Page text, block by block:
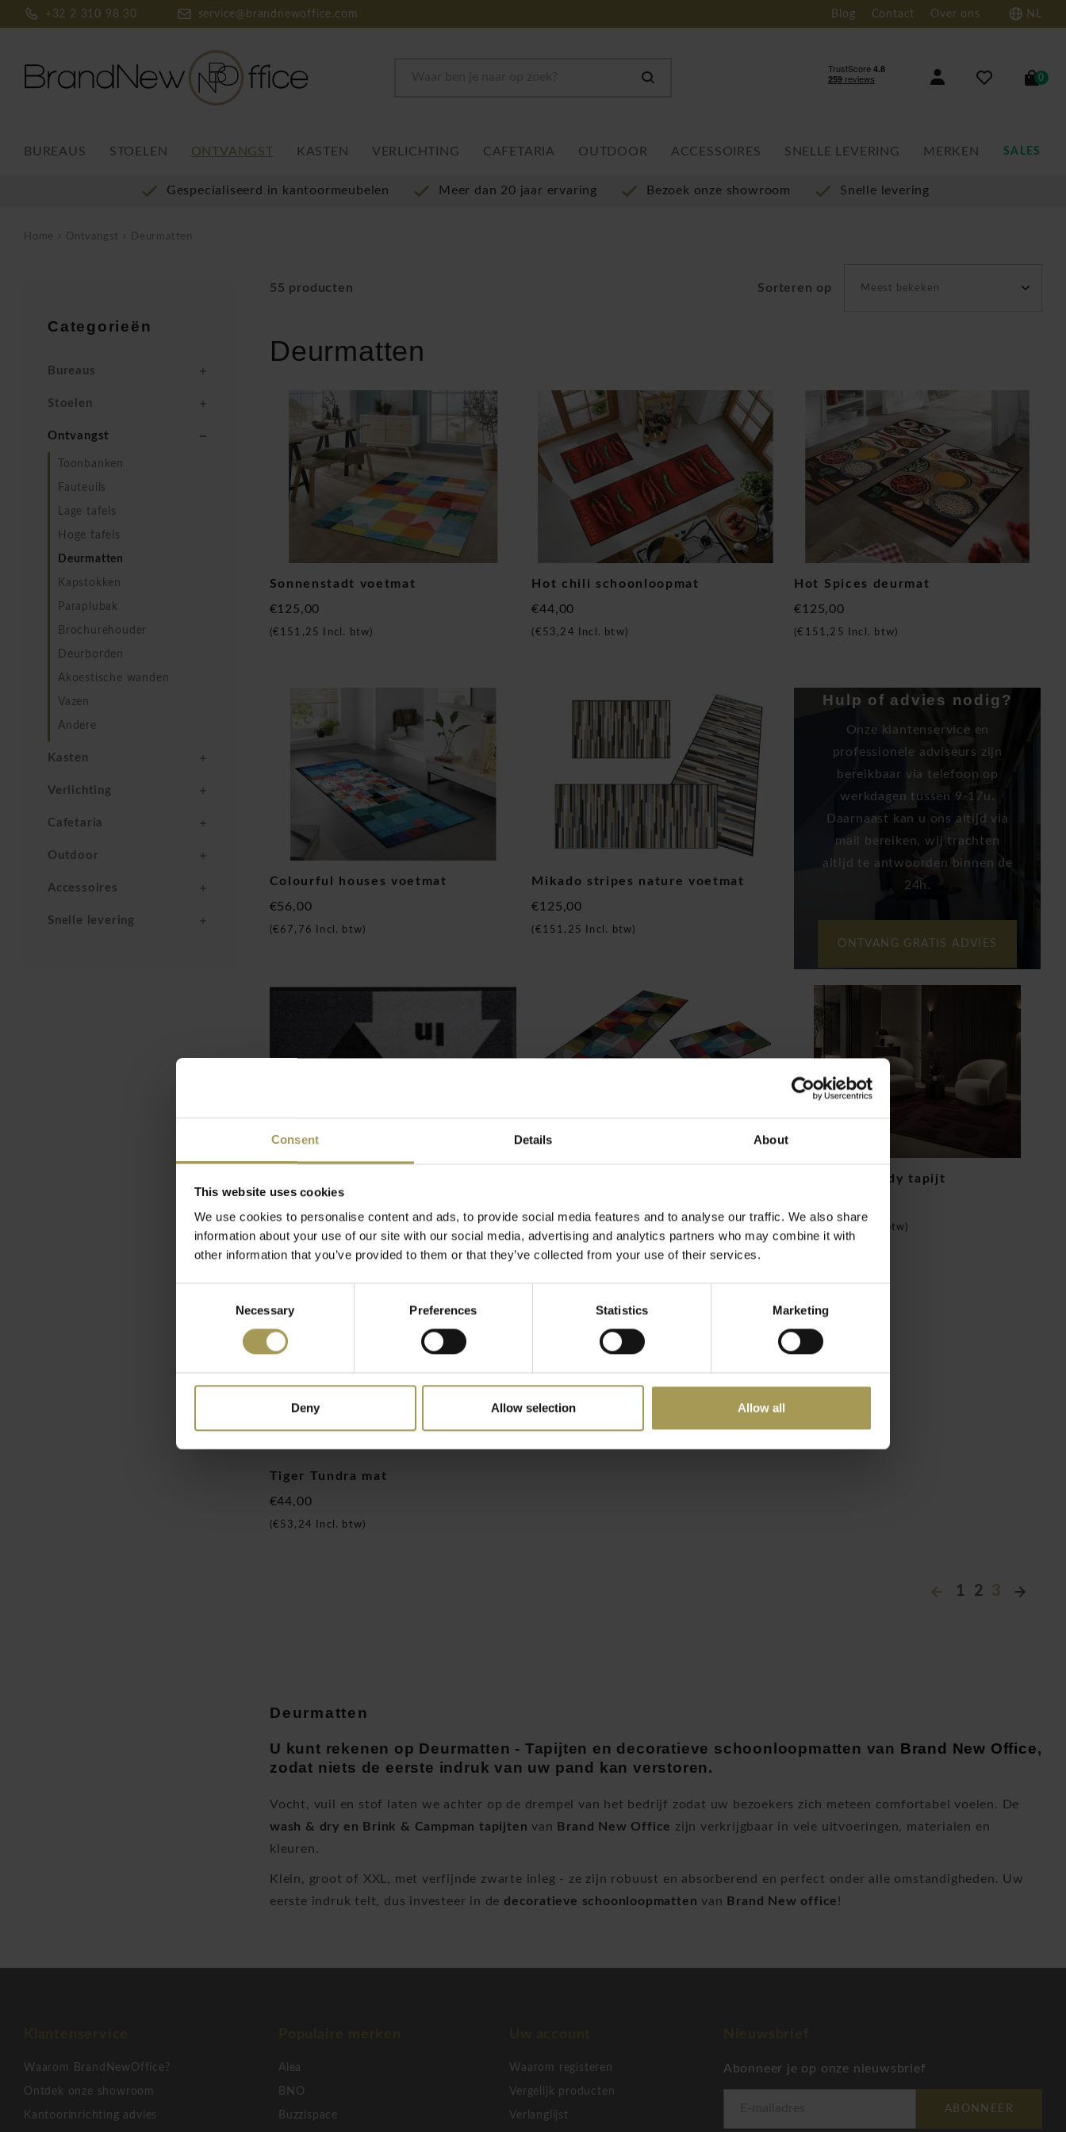
Consent Details About
This website uses cookies
We use cookies to personalise content and ads, to provide social media features and to analyse our traffic. We also share
information about your use of our site with our social media, advertising and analytics partners who may combine it with
other information that you’ve provided to them or that they’ve collected from your use of their services.
Necessary Preferences Statistics Marketing
Deny Allow selection Allow all
+32 2 310 98 30 service@brandnewoffice.com Blog Contact Over ons NL
0
BUREAUS STOELEN ONTVANGST KASTEN VERLICHTING CAFETARIA OUTDOOR ACCESSOIRES SNELLE LEVERING MERKEN SALES
Gespecialiseerd in kantoormeubelen Meer dan 20 jaar ervaring Bezoek onze showroom Snelle levering
Home Ontvangst Deurmatten
Categorieën
Bureaus
Stoelen
Ontvangst
Toonbanken
Fauteuils
Lage tafels
Hoge tafels
Deurmatten
Kapstokken
Paraplubak
Brochurehouder
Deurborden
Akoestische wanden
Vazen
Andere
Kasten
Verlichting
Cafetaria
Outdoor
Accessoires
Snelle levering
55 producten Sorteren op Meest bekeken
Deurmatten
Sonnenstadt voetmat
€125,00
(€151,25 Incl. btw)
Hot chili schoonloopmat
€44,00
(€53,24 Incl. btw)
Hot Spices deurmat
€125,00
(€151,25 Incl. btw)
Colourful houses voetmat
€56,00
(€67,76 Incl. btw)
Mikado stripes nature voetmat
€125,00
(€151,25 Incl. btw)
Hulp of advies nodig?
Onze klantenservice en
professionele adviseurs zijn
bereikbaar via telefoon op
werkdagen tussen 9-17u.
Daarnaast kan u ons altijd via
mail bereiken, wij trachten
altijd te antwoorden binnen de
24h.
ONTVANG GRATIS ADVIES
€66,55
Mural Burgundy tapijt
Incl. btw)
Tiger Tundra mat
€44,00
(€53,24 Incl. btw)
1 2 3
Deurmatten
U kunt rekenen op Deurmatten - Tapijten en decoratieve schoonloopmatten van Brand New Office,
zodat niets de eerste indruk van uw pand kan verstoren.
Vocht, vuil en stof laten we achter op de drempel van het bedrijf zodat uw bezoekers zich meteen comfortabel voelen. De
wash & dry en Brink & Campman tapijten van Brand New Office zijn verkrijgbaar in vele uitvoeringen, materialen en
kleuren.
Klein, groot of XXL, met verfijnde zwarte inleg - ze zijn robuust en absorberend en perfect onder alle omstandigheden. Uw
eerste indruk telt, dus investeer in de decoratieve schoonloopmatten van Brand New office!
Waarom BrandNewOffice?
Ontdek onze showroom
Kantoorinrichting advies
Alea
BNO
Buzzispace
Waarom registeren
Vergelijk producten
Verlanglijst
Abonneer je op onze nieuwsbrief
ABONNEER